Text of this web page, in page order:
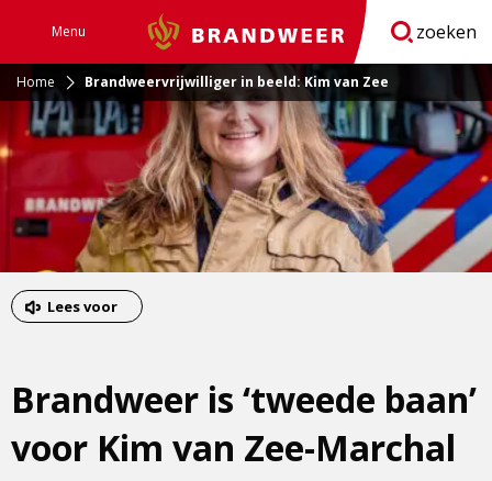
Menu Brandweer zoeken
Home Brandweervrijwilliger in beeld: Kim van Zee
Lees voor
Brandweer is ‘tweede baan’
voor Kim van Zee-Marchal